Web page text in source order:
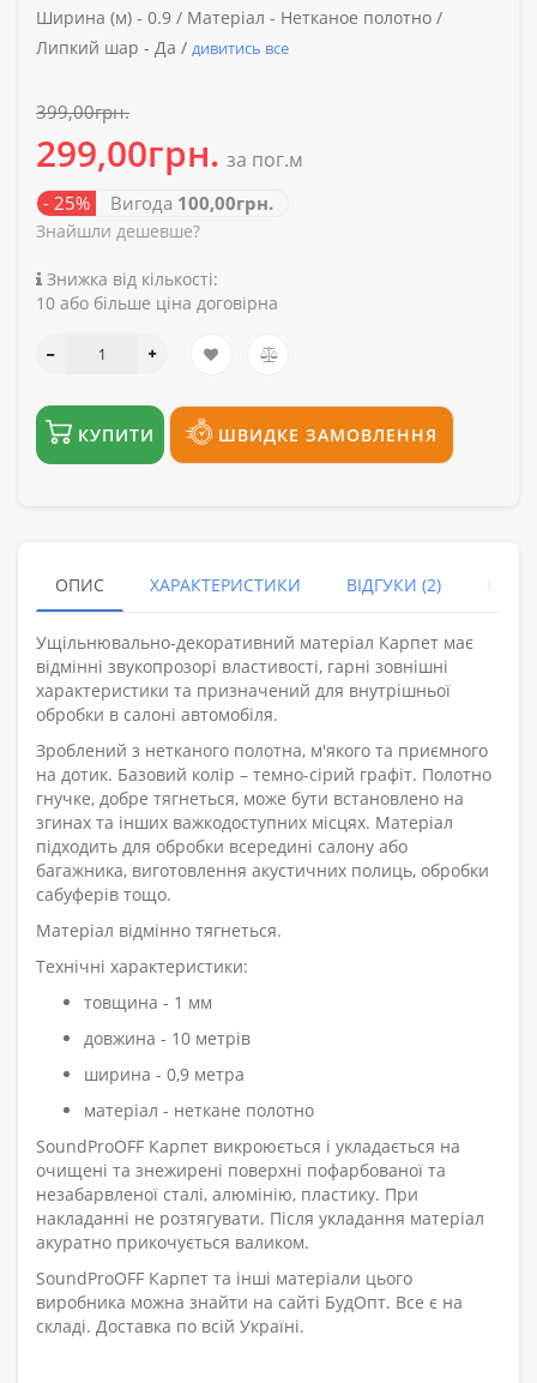
Ширина (м) - 0.9 / Матеріал - Нетканое полотно /
Липкий шар - Да / дивитись все
399,00грн.
299,00грн. за пог.м
- 25% Вигода 100,00грн.
Знайшли дешевше?
Знижка від кількості:
10 або більше ціна договірна
КУПИТИ ШВИДКЕ ЗАМОВЛЕННЯ
ОПИС ХАРАКТЕРИСТИКИ ВІДГУКИ (2)
Ущільнювально-декоративний матеріал Карпет має
відмінні звукопрозорі властивості, гарні зовнішні
характеристики та призначений для внутрішньої
обробки в салоні автомобіля.
Зроблений з нетканого полотна, м'якого та приємного
на дотик. Базовий колір – темно-сірий графіт. Полотно
гнучке, добре тягнеться, може бути встановлено на
згинах та інших важкодоступних місцях. Матеріал
підходить для обробки всередині салону або
багажника, виготовлення акустичних полиць, обробки
сабуферів тощо.
Матеріал відмінно тягнеться.
Технічні характеристики:
товщина - 1 мм
довжина - 10 метрів
ширина - 0,9 метра
матеріал - неткане полотно
SoundProOFF Карпет викроюється і укладається на
очищені та знежирені поверхні пофарбованої та
незабарвленої сталі, алюмінію, пластику. При
накладанні не розтягувати. Після укладання матеріал
акуратно прикочується валиком.
SoundProOFF Карпет та інші матеріали цього
виробника можна знайти на сайті БудОпт. Все є на
складі. Доставка по всій Україні.